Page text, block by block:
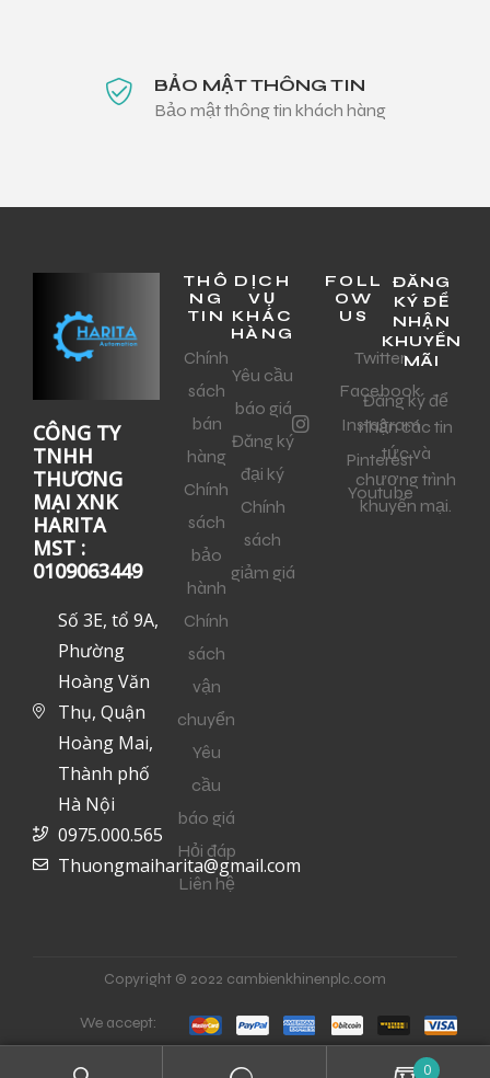
BẢO MẬT THÔNG TIN
Bảo mật thông tin khách hàng
CÔNG TY
TNHH
THƯƠNG
MẠI XNK
HARITA
MST :
0109063449
Số 3E, tổ 9A,
Phường
Hoàng Văn
Thụ, Quận
Hoàng Mai,
Thành phố
Hà Nội
0975.000.565
Thuongmaiharita@gmail.com
THÔ
NG
TIN
Chính
sách
bán
hàng
Chính
sách
bảo
hành
Chính
sách
vận
chuyển
Yêu
cầu
báo giá
Hỏi đáp
Liên hệ
DỊCH
VỤ
KHÁC
HÀNG
Yêu cầu
báo giá
Đăng ký
đại ký
Chính
sách
giảm giá
FOLL
OW
US
Twitter
Facebook
Instagram
Pinterest
Youtube
ĐĂNG
KÝ ĐỂ
NHẬN
KHUYẾN
MÃI
Đăng ký để
nhận các tin
tức và
chương trình
khuyến mại.
Copyright © 2022 cambienkhinenplc.com
We accept:
0